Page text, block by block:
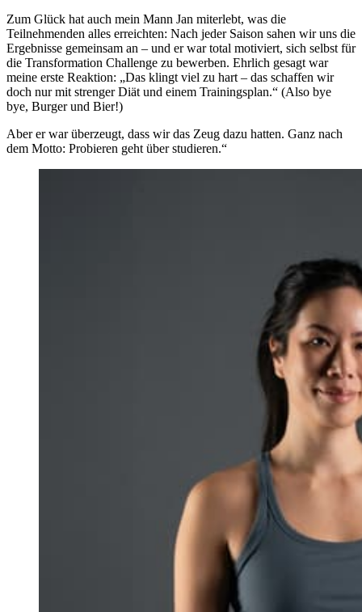
Zum Glück hat auch mein Mann Jan miterlebt, was die
Teilnehmenden alles erreichten: Nach jeder Saison sahen wir uns die
Ergebnisse gemeinsam an – und er war total motiviert, sich selbst für
die Transformation Challenge zu bewerben. Ehrlich gesagt war
meine erste Reaktion: „Das klingt viel zu hart – das schaffen wir
doch nur mit strenger Diät und einem Trainingsplan.“ (Also bye
bye, Burger und Bier!)
Aber er war überzeugt, dass wir das Zeug dazu hatten. Ganz nach
dem Motto: Probieren geht über studieren.“